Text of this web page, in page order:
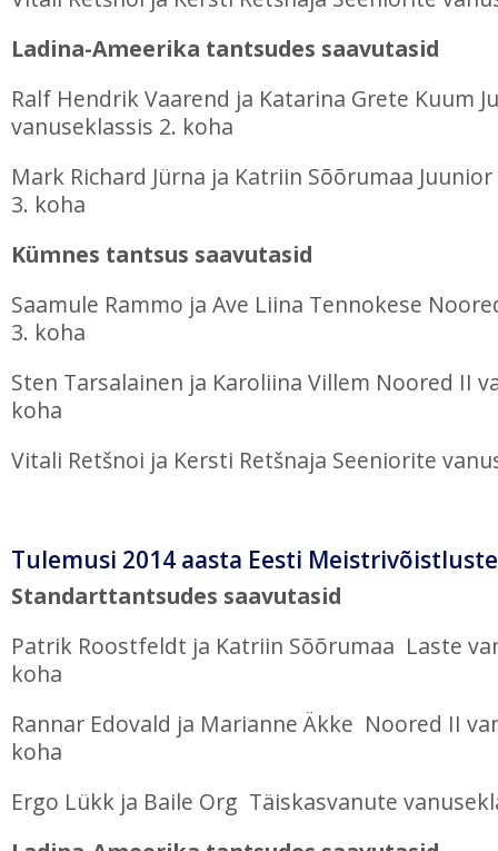
Ladina-Ameerika tantsudes saavutasid
Ralf Hendrik Vaarend ja Katarina Grete Kuum
vanuseklassis 2. koha
Mark Richard Jürna ja Katriin Sõõrumaa
3. koha
Kümnes tantsus saavutasid
Saamule Rammo ja Ave Liina Tennokese
3. koha
Sten Tarsalainen ja Karoliina Villem Noored II
koha
Vitali Retšnoi ja Kersti Retšnaja Seeniorite
Tulemusi 2014 aasta Eesti
Standarttantsudes saavutasid
Patrik Roostfeldt ja Katriin Sõõrumaa Laste
koha
Rannar Edovald ja Marianne Äkke Noored II
koha
Ergo Lükk ja Baile Org Täiskasvanute